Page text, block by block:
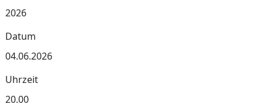
2026
Datum
04.06.2026
Uhrzeit
20.00